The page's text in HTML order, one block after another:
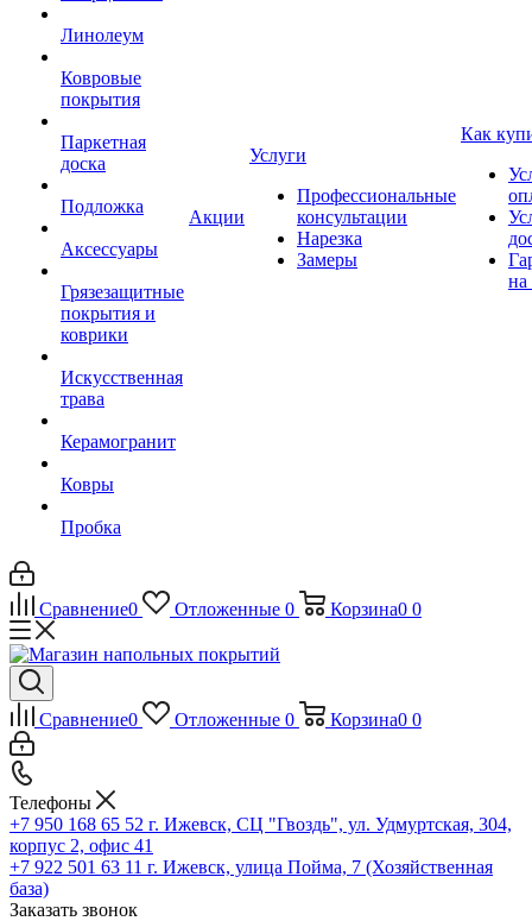
Линолеум
Ковровые
покрытия
Паркетная
доска
Подложка
Аксессуары
Грязезащитные
покрытия и
коврики
Искусственная
трава
Керамогранит
Ковры
Пробка
Акции
Услуги
Профессиональные
консультации
Нарезка
Замеры
Как
на
Сравнение0 Отложенные 0 Корзина0 0
Сравнение0 Отложенные 0 Корзина0 0
Телефоны
+7 950 168 65 52 г. Ижевск, СЦ "Гвоздь", ул. Удмуртская, 304,
корпус 2, офис 41
+7 922 501 63 11 г. Ижевск, улица Пойма, 7 (Хозяйственная
база)
Заказать звонок